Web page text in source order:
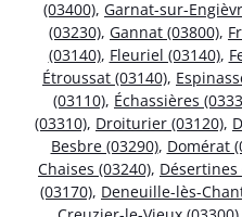
(03400), Garnat-sur-
(03230), Gannat (03800),
(03140), Fleuriel (03140),
Étroussat (03140),
(03110), Échassières
(03310), Droiturier (03120),
Besbre (03290), Domérat
Chaises (03240), Désertines
(03170), Deneuille-lès-